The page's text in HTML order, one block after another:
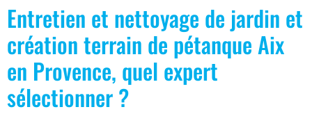
Entretien et nettoyage de jardin et
création terrain de pétanque Aix
en Provence, quel expert
sélectionner ?